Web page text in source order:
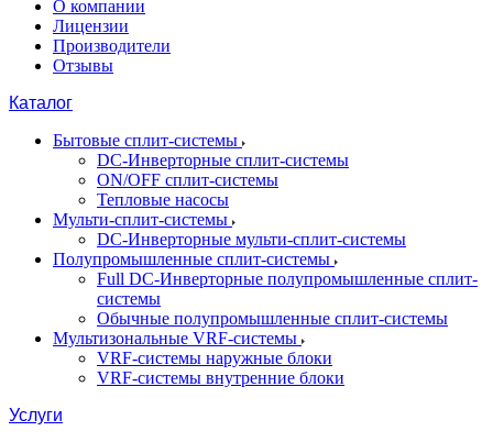
О компании
Лицензии
Производители
Отзывы
Каталог
Бытовые сплит-системы
DC-Инверторные сплит-системы
ON/OFF сплит-системы
Тепловые насосы
Мульти-сплит-системы
DC-Инверторные мульти-сплит-системы
Полупромышленные сплит-системы
Full DC-Инверторные полупромышленные сплит-
системы
Обычные полупромышленные сплит-системы
Мультизональные VRF-системы
VRF-системы наружные блоки
VRF-системы внутренние блоки
Услуги